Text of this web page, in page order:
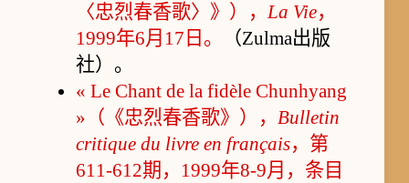
〈忠烈春香歌〉》），La Vie，
1999年6月17日。
（Zulma出版
社）。
« Le Chant de la fidèle Chunhyang
»（《忠烈春香歌》）， Bulletin
critique du livre en français，第
611-612期，1999年8-9月，条目